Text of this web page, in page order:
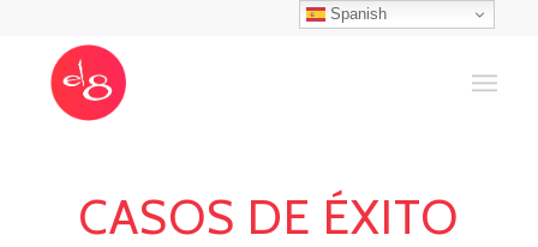
CASOS DE ÉXITO
Spanish